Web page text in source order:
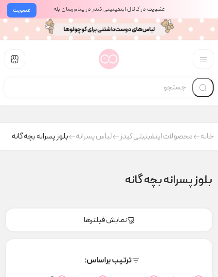
عضویت عضویت در کانال اینفینیتی کیدز در پیام‌رسان بله
خانه محصولات اینفینیتی کیدز لباس پسرانه بلوز پسرانه بچه گانه
بلوز پسرانه بچه گانه
نمایش فیلترها
ترتیب براساس: